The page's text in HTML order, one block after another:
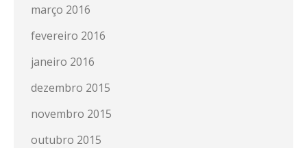
março 2016
fevereiro 2016
janeiro 2016
dezembro 2015
novembro 2015
outubro 2015